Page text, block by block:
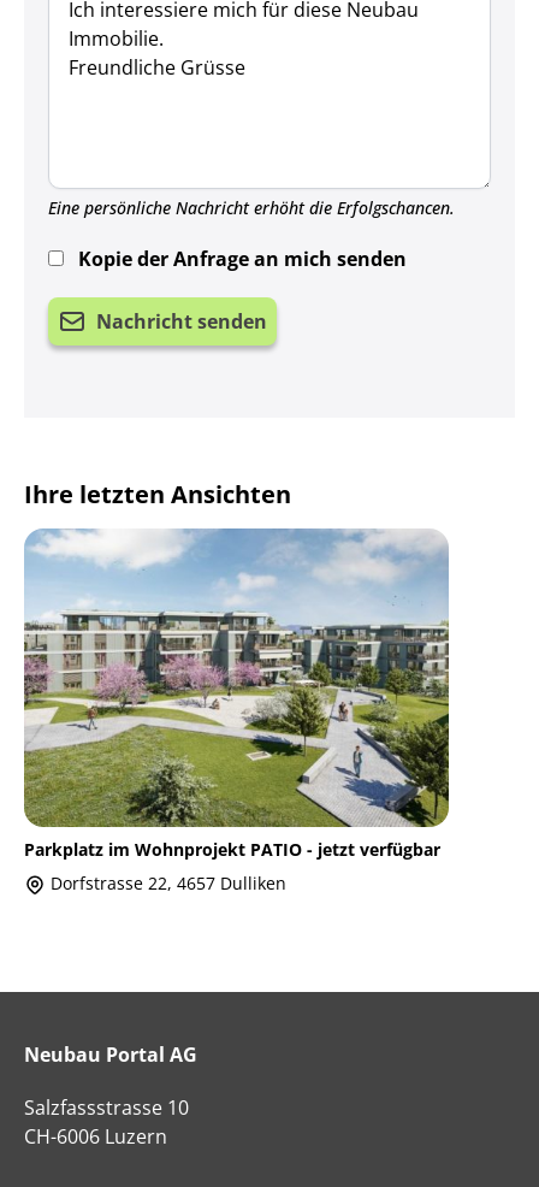
Eine persönliche Nachricht erhöht die Erfolgschancen.
Kopie der Anfrage an mich senden
Nachricht senden
Ihre letzten Ansichten
Parkplatz im Wohnprojekt PATIO - jetzt verfügbar
Dorfstrasse 22, 4657 Dulliken
Neubau Portal AG
Salzfassstrasse 10
CH-6006 Luzern